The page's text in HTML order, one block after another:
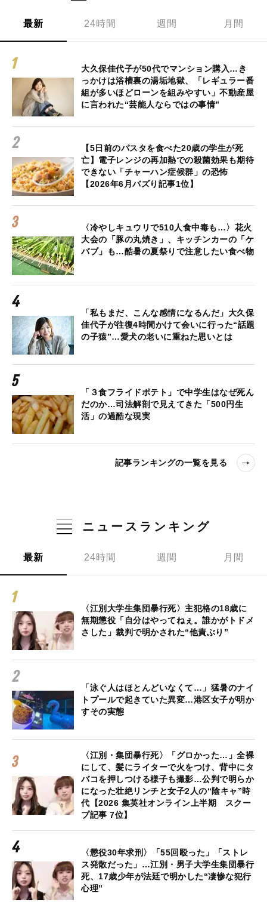
最新 24時間 週間 月間
大久保佳代子が50代でマンション購入…き
っかけは浴槽裏の湯垢地獄、「レギュラー番
組が多いほどローンを組みやすい」不動産屋
に言われた“芸能人ならではの事情”
【5日前のパスタを食べた20歳の学生が死
亡】電子レンジの再加熱での殺菌効果も期待
できない「チャーハン症候群」の恐怖
【2026年6月バズり記事1位】
〈冷やしキュウリで510人食中毒も…〉花火
大会の「豚の丸焼き」、キッチンカーの「ケ
バブ」も…酷暑の夏祭りで注意したい食べ物
「私もまだ、こんな感情になるんだ」大久保
佳代子が往復4時間かけて会いに行った“話題
の子猿”…愛犬の老いに重ねた思いとは
「３食フライドポテト」で中学生はなぜ死ん
だのか…司法解剖で見えてきた「500円生
活」の過酷な現実
記事ランキングの一覧を見る
ニュースランキング
最新 24時間 週間 月間
〈江別大学生集団暴行死〉主犯格の18歳に
無期懲役「自分はやってねぇ。誰かがトドメ
さした」裁判で明かされた“他責ぶり”
「泳ぐ人はほとんどいなくて…」猛暑のナイ
トプールで起きていた異変…港区女子が明か
すその実態
〈江別・集団暴行死〉「グロかった…」全裸
にして、髪にライターで火をつけ、背中にタ
バコを押しつける様子も撮影…公判で明らか
になった壮絶リンチと女子2人の“陰キャ”時
代【2026 集英社オンライン上半期 スクー
プ記事 7位】
〈懲役30年求刑〉「55回殴った」「ストレ
ス発散だった」…江別・男子大学生集団暴行
死、17歳少年が法廷で明かした“凄惨な犯行
心理”